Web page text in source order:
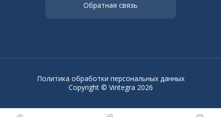
Обратная связь
Copyright © Vintegra 2026
Политика обработки персональных данных